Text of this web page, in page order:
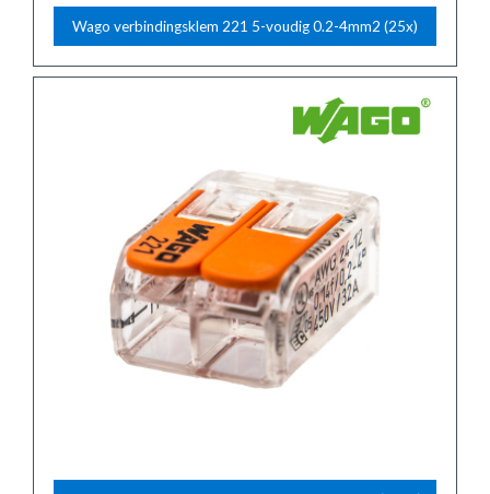
Wago verbindingsklem 221 5-voudig 0.2-4mm2 (25x)